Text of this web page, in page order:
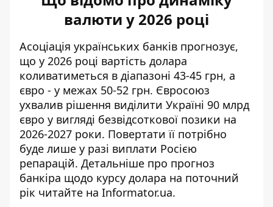
валюти у 2026 році
Асоціація українських банків прогнозує,
що у 2026 році вартість долара
коливатиметься в діапазоні 43-45 грн, а
євро - у межах 50-52 грн. Євросоюз
ухвалив рішення виділити Україні 90 млрд
євро у вигляді безвідсоткової позики на
2026-2027 роки. Повертати її потрібно
буде лише у разі виплати Росією
репарацій. Детальніше про прогноз
банкіра щодо курсу долара на поточний
рік читайте на Informator.ua.